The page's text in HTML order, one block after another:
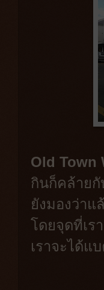
Old Town
กินก็คล้ายกั
ยังมองว่า
โดยจุดที่เร
เราจะได้แ